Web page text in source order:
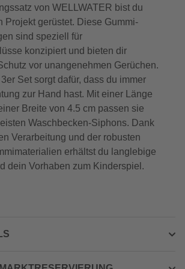
von WELLWATER bist du
Projekt gerüstet. Diese Gummi-
sind speziell für
konzipiert und bieten dir
vor unangenehmen Gerüchen.
Set sorgt dafür, dass du immer
zur Hand hast. Mit einer Länge
Breite von 4.5 cm passen sie
Waschbecken-Siphons. Dank
Verarbeitung und der robusten
erhältst du langlebige
dein Vorhaben zum Kinderspiel.